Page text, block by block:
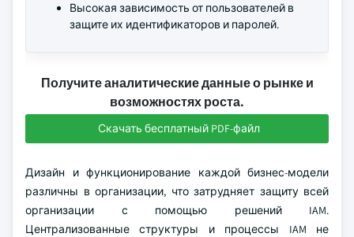
Высокая зависимость от пользователей в
защите их идентификаторов и паролей.
Получите аналитические данные о рынке и
возможностях роста.
Скачать бесплатный PDF-файл
Дизайн и функционирование каждой бизнес-модели
различны в организации, что затрудняет защиту всей
организации с помощью решений IAM.
Централизованные структуры и процессы IAM не